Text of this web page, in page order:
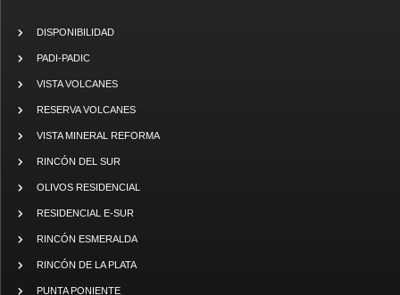
DISPONIBILIDAD
PADI-PADIC
VISTA VOLCANES
RESERVA VOLCANES
VISTA MINERAL REFORMA
RINCÓN DEL SUR
OLIVOS RESIDENCIAL
RESIDENCIAL E-SUR
RINCÓN ESMERALDA
RINCÓN DE LA PLATA
PUNTA PONIENTE